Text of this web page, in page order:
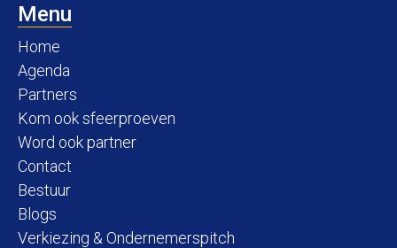
Menu
Home
Agenda
Partners
Kom ook sfeerproeven
Word ook partner
Contact
Bestuur
Blogs
Verkiezing & Ondernemerspitch